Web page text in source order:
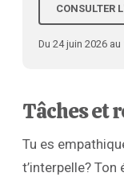
CONSULTER
Du 24 juin 2026
Tâches et
Tu es
t’interpelle?